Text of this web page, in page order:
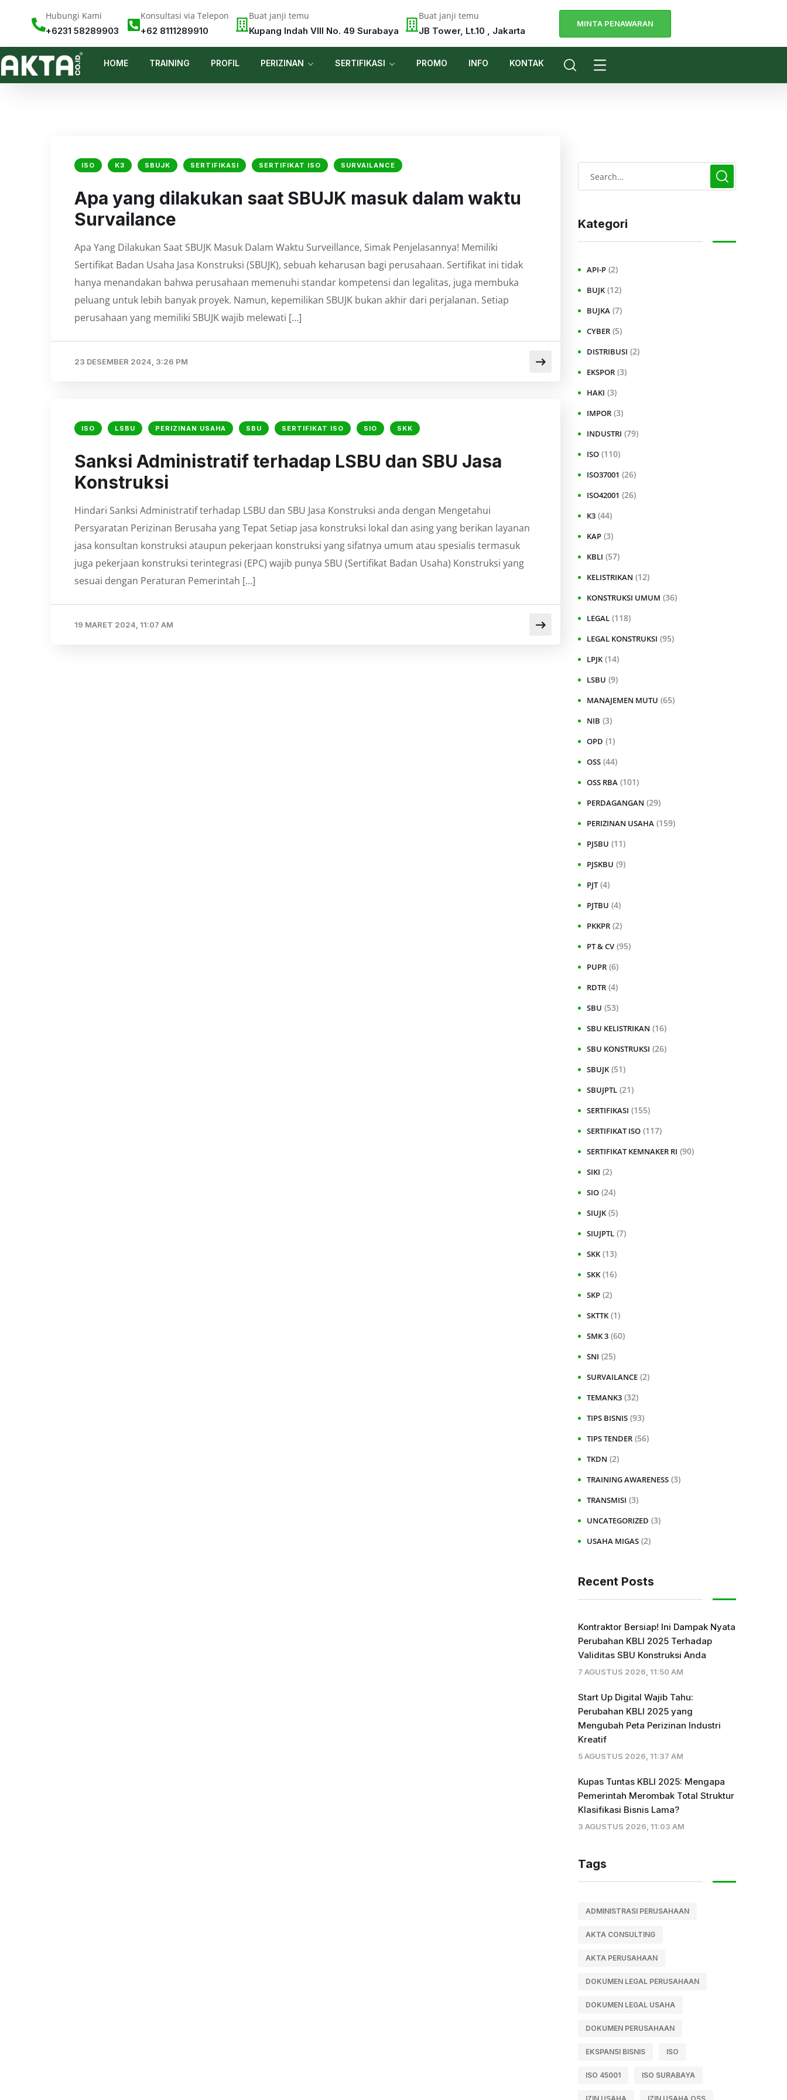
Hubungi Kami
+6231 58289903
Konsultasi via Telepon
+62 8111289910
Buat janji temu
Kupang Indah VIII No. 49 Surabaya
Buat janji temu
JB Tower, Lt.10 , Jakarta
MINTA PENAWARAN
HOME TRAINING PROFIL PERIZINAN SERTIFIKASI PROMO INFO KONTAK
ISO K3 SBUJK SERTIFIKASI SERTIFIKAT ISO SURVAILANCE
Apa yang dilakukan saat SBUJK masuk dalam waktu
Survailance
Apa Yang Dilakukan Saat SBUJK Masuk Dalam Waktu Surveillance, Simak Penjelasannya! Memiliki
Sertifikat Badan Usaha Jasa Konstruksi (SBUJK), sebuah keharusan bagi perusahaan. Sertifikat ini tidak
hanya menandakan bahwa perusahaan memenuhi standar kompetensi dan legalitas, juga membuka
peluang untuk lebih banyak proyek. Namun, kepemilikan SBUJK bukan akhir dari perjalanan. Setiap
perusahaan yang memiliki SBUJK wajib melewati […]
23 DESEMBER 2024, 3:26 PM
ISO LSBU PERIZINAN USAHA SBU SERTIFIKAT ISO SIO SKK
Sanksi Administratif terhadap LSBU dan SBU Jasa
Konstruksi
Hindari Sanksi Administratif terhadap LSBU dan SBU Jasa Konstruksi anda dengan Mengetahui
Persyaratan Perizinan Berusaha yang Tepat Setiap jasa konstruksi lokal dan asing yang berikan layanan
jasa konsultan konstruksi ataupun pekerjaan konstruksi yang sifatnya umum atau spesialis termasuk
juga pekerjaan konstruksi terintegrasi (EPC) wajib punya SBU (Sertifikat Badan Usaha) Konstruksi yang
sesuai dengan Peraturan Pemerintah […]
19 MARET 2024, 11:07 AM
Kategori
API-P (2)
BUJK (12)
BUJKA (7)
CYBER (5)
DISTRIBUSI (2)
EKSPOR (3)
HAKI (3)
IMPOR (3)
INDUSTRI (79)
ISO (110)
ISO37001 (26)
ISO42001 (26)
K3 (44)
KAP (3)
KBLI (57)
KELISTRIKAN (12)
KONSTRUKSI UMUM (36)
LEGAL (118)
LEGAL KONSTRUKSI (95)
LPJK (14)
LSBU (9)
MANAJEMEN MUTU (65)
NIB (3)
OPD (1)
OSS (44)
OSS RBA (101)
PERDAGANGAN (29)
PERIZINAN USAHA (159)
PJSBU (11)
PJSKBU (9)
PJT (4)
PJTBU (4)
PKKPR (2)
PT & CV (95)
PUPR (6)
RDTR (4)
SBU (53)
SBU KELISTRIKAN (16)
SBU KONSTRUKSI (26)
SBUJK (51)
SBUJPTL (21)
SERTIFIKASI (155)
SERTIFIKAT ISO (117)
SERTIFIKAT KEMNAKER RI (90)
SIKI (2)
SIO (24)
SIUJK (5)
SIUJPTL (7)
SKK (13)
SKK (16)
SKP (2)
SKTTK (1)
SMK 3 (60)
SNI (25)
SURVAILANCE (2)
TEMANK3 (32)
TIPS BISNIS (93)
TIPS TENDER (56)
TKDN (2)
TRAINING AWARENESS (3)
TRANSMISI (3)
UNCATEGORIZED (3)
USAHA MIGAS (2)
Recent Posts
Kontraktor Bersiap! Ini Dampak Nyata
Perubahan KBLI 2025 Terhadap
Validitas SBU Konstruksi Anda
7 AGUSTUS 2026, 11:50 AM
Start Up Digital Wajib Tahu:
Perubahan KBLI 2025 yang
Mengubah Peta Perizinan Industri
Kreatif
5 AGUSTUS 2026, 11:37 AM
Kupas Tuntas KBLI 2025: Mengapa
Pemerintah Merombak Total Struktur
Klasifikasi Bisnis Lama?
3 AGUSTUS 2026, 11:03 AM
Tags
ADMINISTRASI PERUSAHAAN
AKTA CONSULTING
AKTA PERUSAHAAN
DOKUMEN LEGAL PERUSAHAAN
DOKUMEN LEGAL USAHA
DOKUMEN PERUSAHAAN
EKSPANSI BISNIS ISO
ISO 45001 ISO SURABAYA